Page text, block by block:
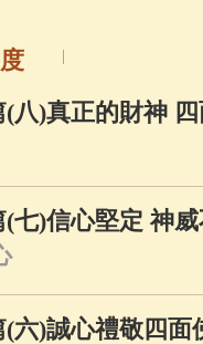
八)真正的財神
七)信心堅定 神
六)誠心禮敬四